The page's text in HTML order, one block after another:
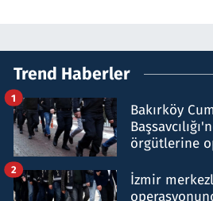
Trend Haberler
Bakırköy
örgütlerine
1
İzmir
2